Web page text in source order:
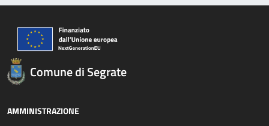
Comune di Segrate
AMMINISTRAZIONE